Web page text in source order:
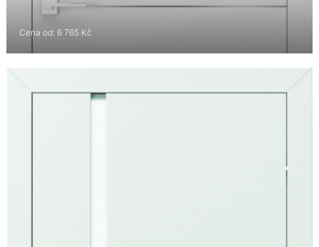
Cena od: 6 765 Kč